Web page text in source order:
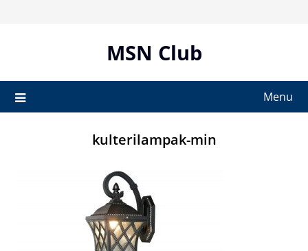
MSN Club
Menu
kulterilampak-min